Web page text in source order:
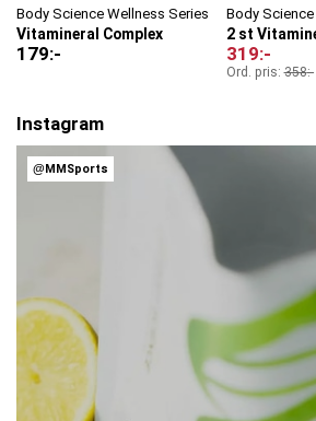
Body Science Wellness Series
Vitamineral Complex
179:-
Body
2 st
319:-
Ord. pris:358:-
Instagram
@MMSports